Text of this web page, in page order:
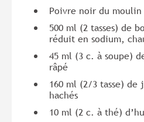
Poivre noir du moulin
500 ml (2 tasses) de
réduit en sodium,
45 ml (3 c. à soupe)
râpé
160 ml (2/3 tasse) de
hachés
10 ml (2 c. à thé)